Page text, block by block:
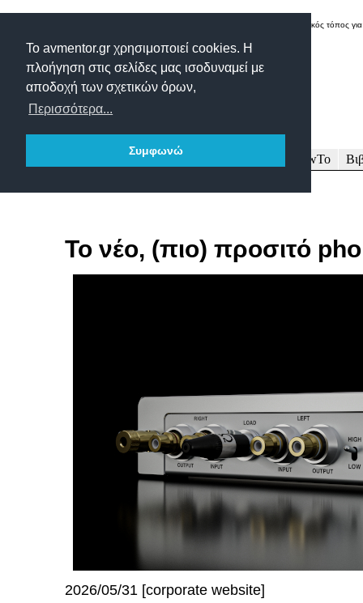
Το avmentor.gr χρησιμοποιεί cookies. Η
πλοήγηση στις σελίδες μας ισοδυναμεί με
αποδοχή των σχετικών όρων,
Περισσότερα...
Συμφωνώ
Δικτυακός τόπος
Δοκιμές Άρθρα HowTo
Το νέο, (πιο) προσιτό
2026/05/31 [corporate website]